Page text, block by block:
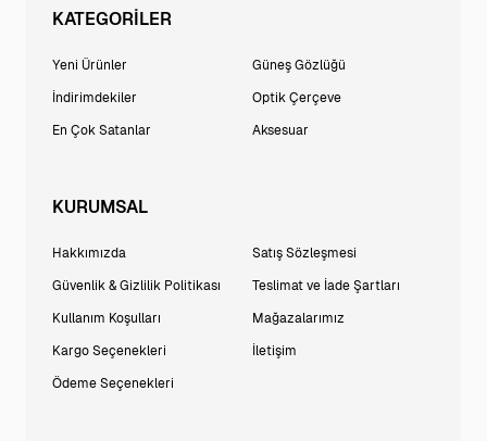
KATEGORİLER
Yeni Ürünler
İndirimdekiler
En Çok Satanlar
Güneş Gözlüğü
Optik Çerçeve
Aksesuar
KURUMSAL
Hakkımızda
Güvenlik & Gizlilik Politikası
Kullanım Koşulları
Kargo Seçenekleri
Ödeme Seçenekleri
Satış Sözleşmesi
Teslimat ve İade Şartları
Mağazalarımız
İletişim